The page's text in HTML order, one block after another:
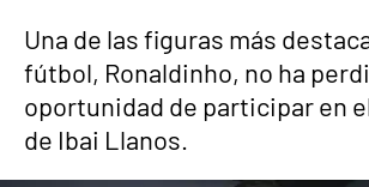
Una de las figuras más
fútbol, Ronaldinho, no ha
oportunidad de participar en
de Ibai Llanos.